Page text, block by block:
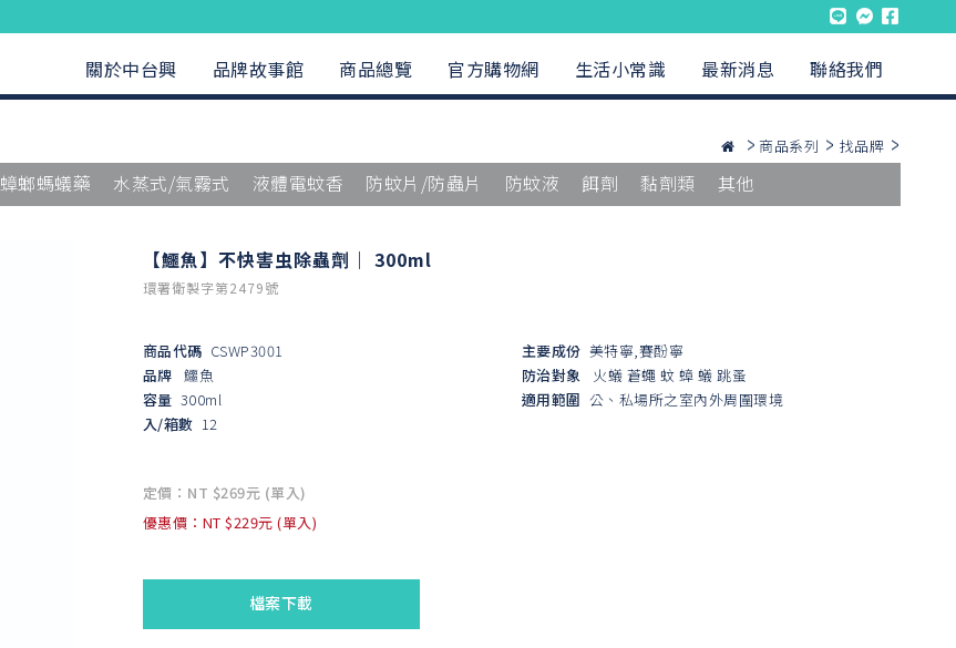
關於中台興 品牌故事館 商品總覽 官方購物網 生活小常識 最新消息 聯絡我們
商品系列 找品牌
蟑螂螞蟻藥 水蒸式/氣霧式 液體電蚊香 防蚊片/防蟲片 防蚊液 餌劑 黏劑類 其他
【鱷魚】不快害虫除蟲劑｜ 300ml
環署衛製字第2479號
商品代碼 CSWP3001
品牌 鱷魚
容量 300ml
入/箱數 12
主要成份 美特寧,賽酚寧
防治對象
火蟻 蒼蠅 蚊 蟑 蟻 跳蚤
適用範圍 公、私場所之室內外周圍環境
定價：NT $269元 (單入)
優惠價：NT $229元 (單入)
檔案下載